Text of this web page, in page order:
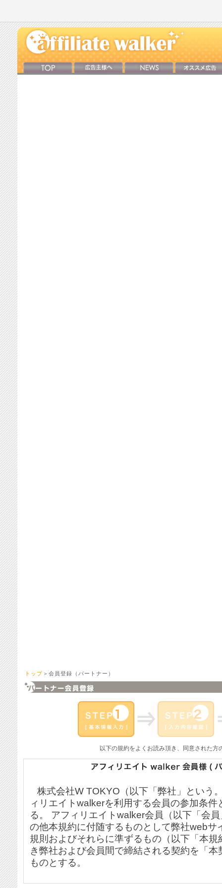
トップ ＞会員登録（パートナー）
以下の規約をよくお読み頂き、同意された方